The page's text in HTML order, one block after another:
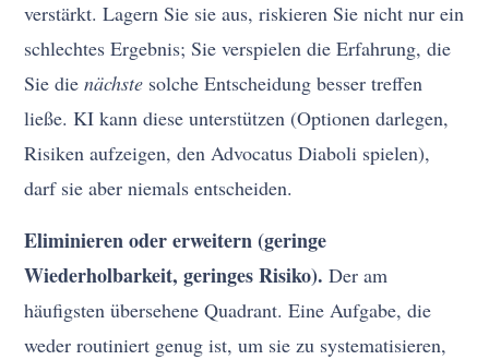
verstärkt. Lagern Sie sie aus, riskieren Sie nicht nur ein
schlechtes Ergebnis; Sie verspielen die Erfahrung, die
Sie dienächste solche Entscheidung besser treffen
ließe. KI kann diese unterstützen (Optionen darlegen,
Risiken aufzeigen, den Advocatus Diaboli spielen),
darf sie aber niemals entscheiden.
Eliminieren oder erweitern (geringe
Wiederholbarkeit, geringes Risiko). Der am
häufigsten übersehene Quadrant. Eine Aufgabe, die
weder routiniert genug ist, um sie zu systematisieren,